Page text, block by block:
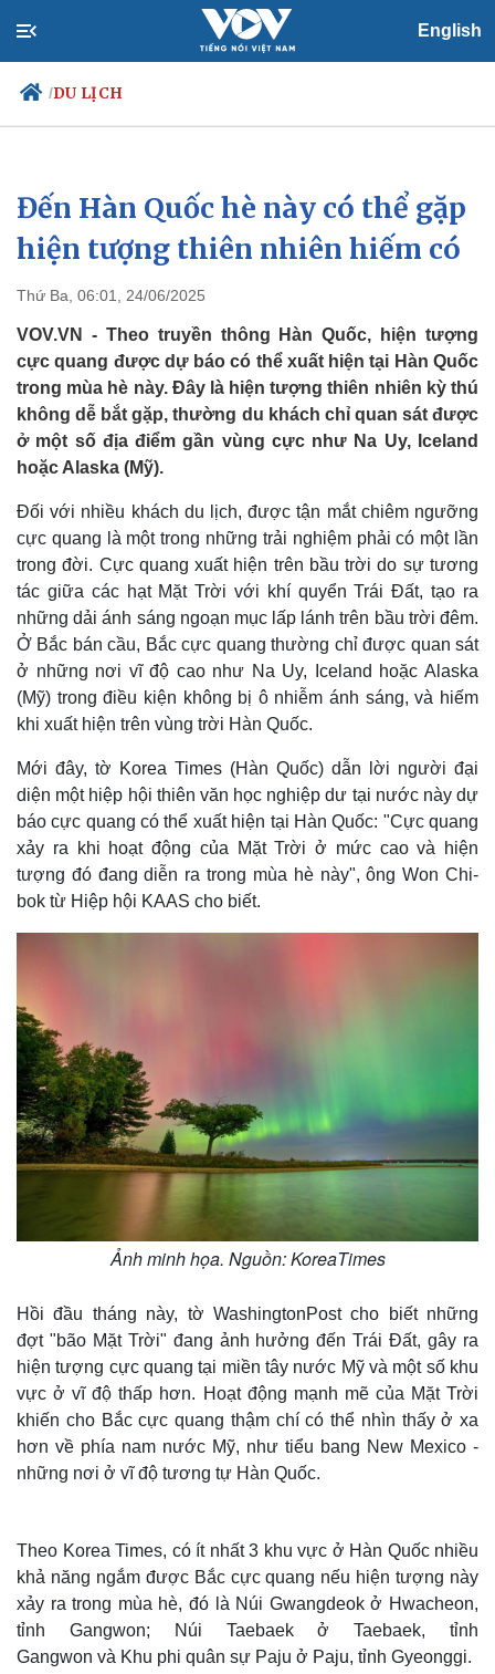
English
/DU LỊCH
Chính trị
Đảng
Tổ chức nhân sự
Nhận diện sự thật
Xã hội
Tin 24h
Dự báo thời tiết
Việc làm
Biển đảo
Thế giới
Hồ sơ
Multimedia
E-Magazine
Infographic
Đến Hàn Quốc hè này có thể gặp
hiện tượng thiên nhiên hiếm có
Thứ Ba, 06:01, 24/06/2025
VOV.VN - Theo truyền thông Hàn Quốc, hiện tượng
cực quang được dự báo có thể xuất hiện tại Hàn Quốc
trong mùa hè này. Đây là hiện tượng thiên nhiên kỳ thú
không dễ bắt gặp, thường du khách chỉ quan sát được
ở một số địa điểm gần vùng cực như Na Uy, Iceland
hoặc Alaska (Mỹ).
Đối với nhiều khách du lịch, được tận mắt chiêm ngưỡng
cực quang là một trong những trải nghiệm phải có một lần
trong đời. Cực quang xuất hiện trên bầu trời do sự tương
tác giữa các hạt Mặt Trời với khí quyển Trái Đất, tạo ra
những dải ánh sáng ngoạn mục lấp lánh trên bầu trời đêm.
Ở Bắc bán cầu, Bắc cực quang thường chỉ được quan sát
ở những nơi vĩ độ cao như Na Uy, Iceland hoặc Alaska
(Mỹ) trong điều kiện không bị ô nhiễm ánh sáng, và hiếm
khi xuất hiện trên vùng trời Hàn Quốc.
Mới đây, tờ Korea Times (Hàn Quốc) dẫn lời người đại
diện một hiệp hội thiên văn học nghiệp dư tại nước này dự
báo cực quang có thể xuất hiện tại Hàn Quốc: "Cực quang
xảy ra khi hoạt động của Mặt Trời ở mức cao và hiện
tượng đó đang diễn ra trong mùa hè này", ông Won Chi-
bok từ Hiệp hội KAAS cho biết.
Ảnh minh họa. Nguồn: KoreaTimes
Hồi đầu tháng này, tờ WashingtonPost cho biết những
đợt "bão Mặt Trời" đang ảnh hưởng đến Trái Đất, gây ra
hiện tượng cực quang tại miền tây nước Mỹ và một số khu
vực ở vĩ độ thấp hơn. Hoạt động mạnh mẽ của Mặt Trời
khiến cho Bắc cực quang thậm chí có thể nhìn thấy ở xa
hơn về phía nam nước Mỹ, như tiểu bang New Mexico -
những nơi ở vĩ độ tương tự Hàn Quốc.
Theo Korea Times, có ít nhất 3 khu vực ở Hàn Quốc nhiều
khả năng ngắm được Bắc cực quang nếu hiện tượng này
xảy ra trong mùa hè, đó là Núi Gwangdeok ở Hwacheon,
tỉnh Gangwon; Núi Taebaek ở Taebaek, tỉnh
Gangwon và Khu phi quân sự Paju ở Paju, tỉnh Gyeonggi.